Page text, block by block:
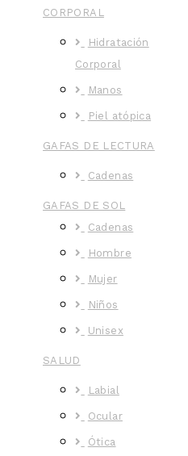
CORPORAL
Hidratación
Corporal
Manos
Piel atópica
GAFAS DE LECTURA
Cadenas
GAFAS DE SOL
Cadenas
Hombre
Mujer
Niños
Unisex
SALUD
Labial
Ocular
Ótica